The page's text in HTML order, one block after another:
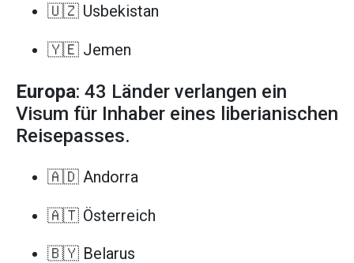
🇺🇿 Usbekistan
🇾🇪 Jemen
Europa: 43 Länder verlangen ein
Visum für Inhaber eines liberianischen
Reisepasses.
🇦🇩 Andorra
🇦🇹 Österreich
🇧🇾 Belarus